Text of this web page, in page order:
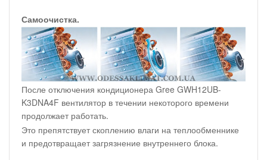
Самоочистка.
После отключения кондиционера Gree GWH12UB-
K3DNA4F вентилятор в течении некоторого времени
продолжает работать.
Это препятствует скоплению влаги на теплообменнике
и предотвращает загрязнение внутреннего блока.